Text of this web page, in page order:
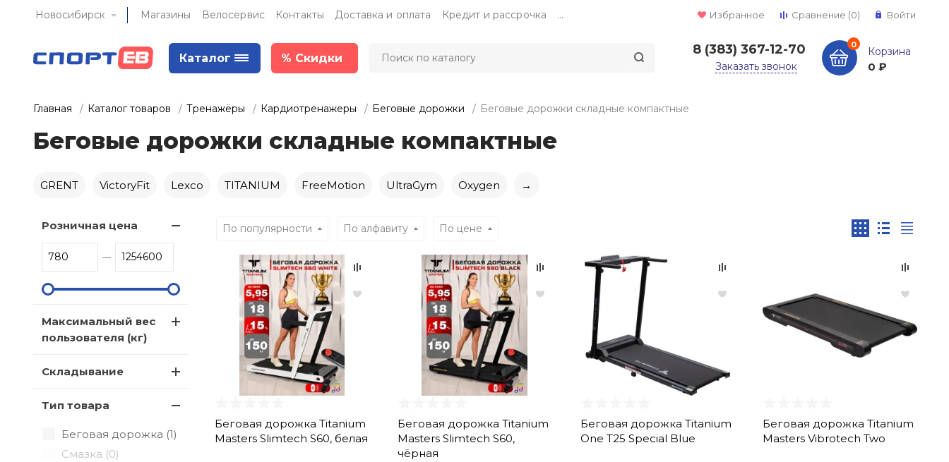
Новосибирск Магазины Велосервис Контакты Доставка и оплата Кредит и рассрочка ... Избранное Сравнение (0) Войти
Каталог % Скидки
8 (383) 367-12-70
Заказать звонок
0
Корзина
0 ₽
Главная Каталог товаров Тренажёры Кардиотренажеры Беговые дорожки Беговые дорожки складные компактные
Беговые дорожки складные компактные
GRENT VictoryFit Lexco TITANIUM FreeMotion UltraGym Oxygen →
Розничная цена
Максимальный вес
пользователя (кг)
Складывание
Тип товара
Беговая дорожка (1)
Смазка (0)
По популярности По алфавиту По цене
Беговая дорожка Titanium
Masters Slimtech S60, белая
Беговая дорожка Titanium
Masters Slimtech S60,
чёрная
Беговая дорожка Titanium
One T25 Special Blue
Беговая дорожка Titanium
Masters Vibrotech Two